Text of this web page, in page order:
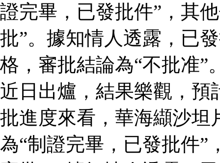
證完畢，已發批件”，其
批”。據知情人透露，已
格，審批結論為“不批准”
近日出爐，結果樂觀，
批進度來看，華海纈沙坦
為“制證完畢，已發批件”